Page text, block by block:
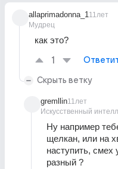
allaprimadonna_1
Мудрец
11лет
как это?
1
Скрыть ветку
gremllin
Искусственный
11лет
Ну например
щелкан, или на
наступить, смех
разный ?